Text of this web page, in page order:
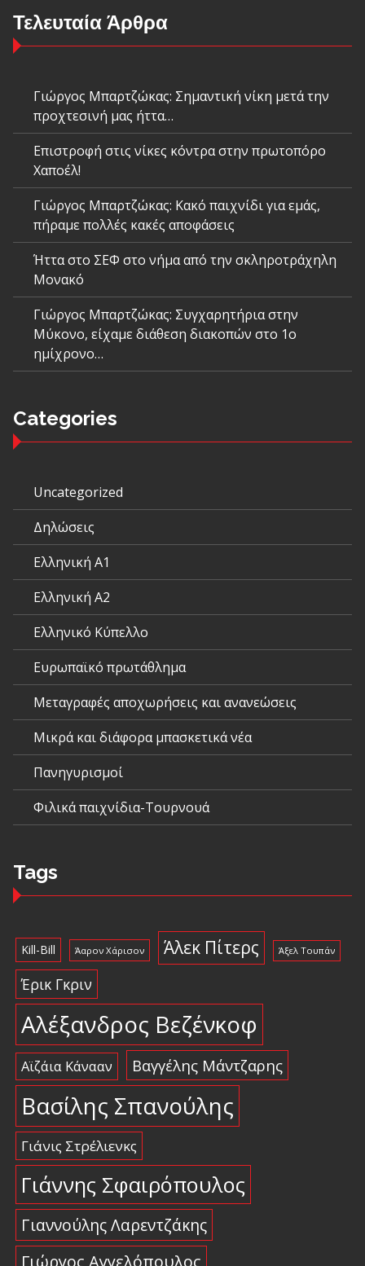
Τελευταία Άρθρα
Γιώργος Μπαρτζώκας: Σημαντική νίκη μετά την
προχτεσινή μας ήττα…
Επιστροφή στις νίκες κόντρα στην πρωτοπόρο
Χαποέλ!
Γιώργος Μπαρτζώκας: Κακό παιχνίδι για εμάς,
πήραμε πολλές κακές αποφάσεις
Ήττα στο ΣΕΦ στο νήμα από την σκληροτράχηλη
Μονακό
Γιώργος Μπαρτζώκας: Συγχαρητήρια στην
Μύκονο, είχαμε διάθεση διακοπών στο 1ο
ημίχρονο…
Categories
Uncategorized
Δηλώσεις
Ελληνική Α1
Ελληνική Α2
Ελληνικό Κύπελλο
Ευρωπαϊκό πρωτάθλημα
Μεταγραφές αποχωρήσεις και ανανεώσεις
Μικρά και διάφορα μπασκετικά νέα
Πανηγυρισμοί
Φιλικά παιχνίδια-Τουρνουά
Tags
Kill-Bill Άαρον Χάρισον Άλεκ Πίτερς Άξελ Τουπάν
Έρικ Γκριν
Αλέξανδρος Βεζένκοφ
Αϊζάια Κάνααν Βαγγέλης Μάντζαρης
Βασίλης Σπανούλης
Γιάνις Στρέλιενκς
Γιάννης Σφαιρόπουλος
Γιαννούλης Λαρεντζάκης
Γιώργος Αγγελόπουλος